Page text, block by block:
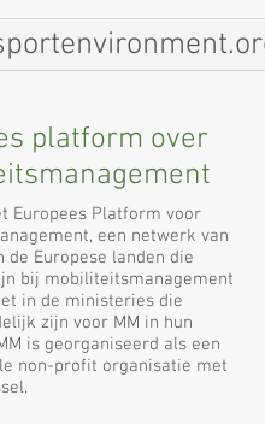
platform over
Europees Platform voor
een netwerk van
de Europese landen die
bij mobiliteitsmanagement
in de ministeries die
zijn voor MM in hun
is georganiseerd als een
non-profit organisatie met